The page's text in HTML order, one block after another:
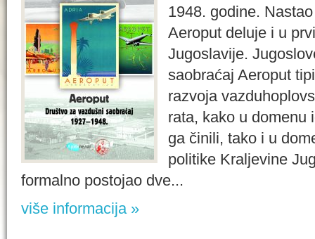
1948. godine.
Aeroput deluje i u
Jugoslavije.
saobraćaj Aeroput
razvoja
rata, kako u domenu
ga činili, tako i u
politike Kraljevine
formalno postojao dve...
više informacija »